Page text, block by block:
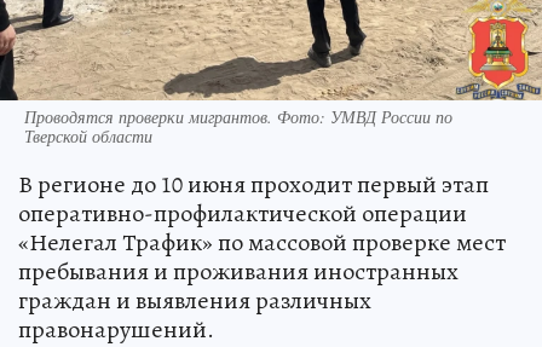
Проводятся проверки мигрантов. Фото: УМВД России по
Тверской области
В регионе до 10 июня проходит первый этап
оперативно-профилактической операции
«Нелегал Трафик» по массовой проверке мест
пребывания и проживания иностранных
граждан и выявления различных
правонарушений.